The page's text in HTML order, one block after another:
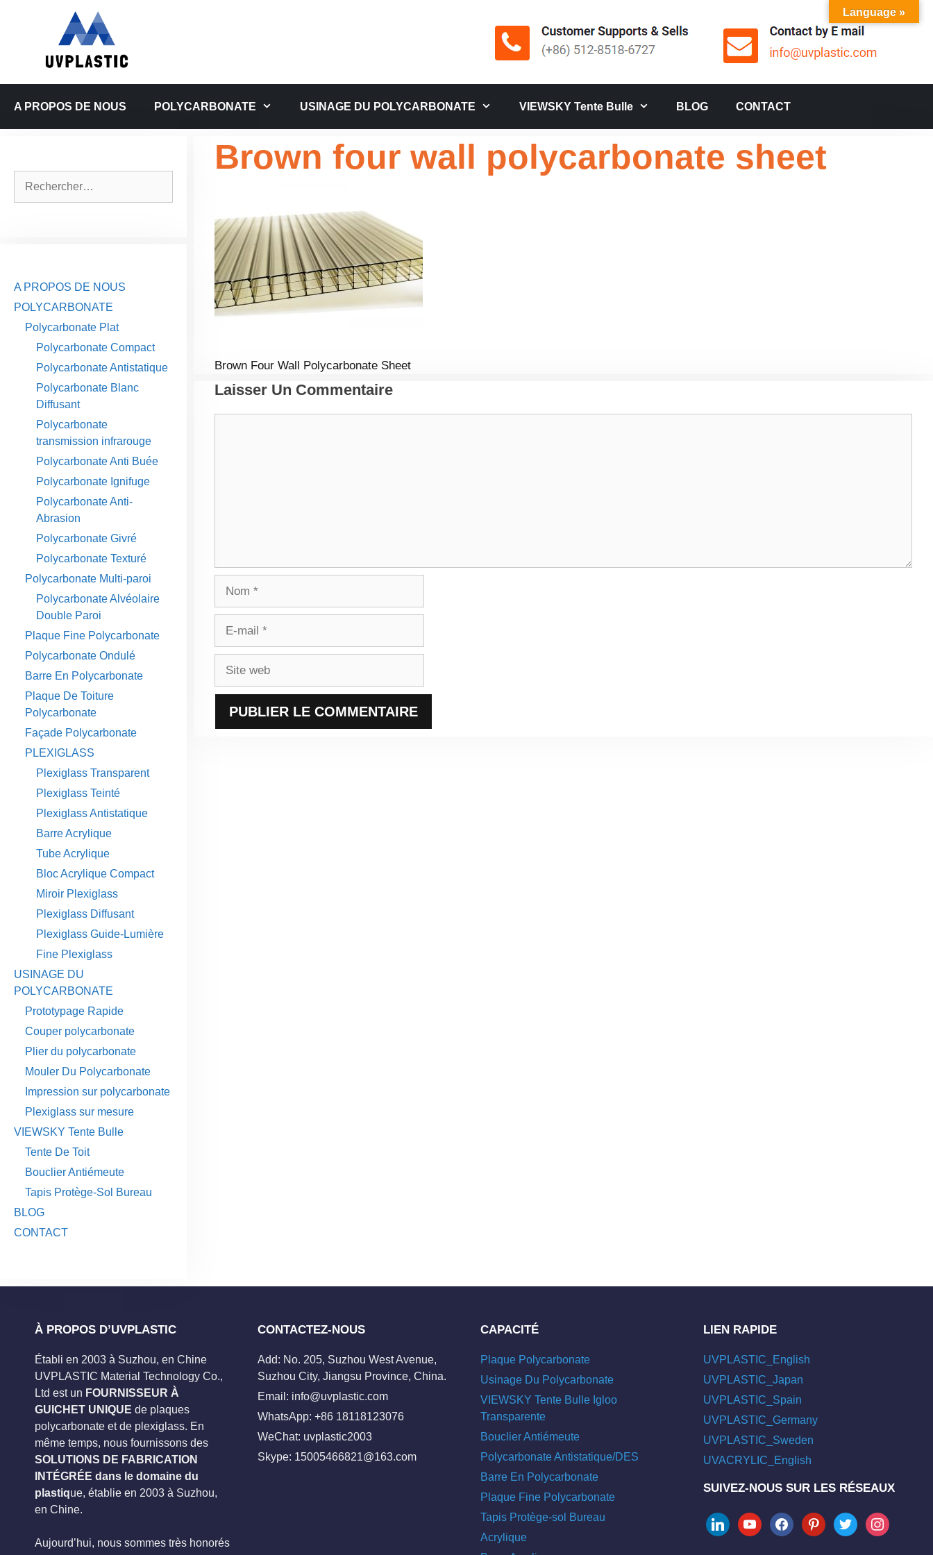
A PROPOS DE NOUS POLYCARBONATE USINAGE DU POLYCARBONATE VIEWSKY Tente Bulle BLOG CONTACT
Brown four wall polycarbonate sheet
Brown Four Wall Polycarbonate Sheet
Laisser Un Commentaire
A PROPOS DE NOUS
POLYCARBONATE
Polycarbonate Plat
Polycarbonate Compact
Polycarbonate Antistatique
Polycarbonate Blanc
Diffusant
Polycarbonate
transmission infrarouge
Polycarbonate Anti Buée
Polycarbonate Ignifuge
Polycarbonate Anti-
Abrasion
Polycarbonate Givré
Polycarbonate Texturé
Polycarbonate Multi-paroi
Polycarbonate Alvéolaire
Double Paroi
Plaque Fine Polycarbonate
Polycarbonate Ondulé
Barre En Polycarbonate
Plaque De Toiture
Polycarbonate
Façade Polycarbonate
PLEXIGLASS
Plexiglass Transparent
Plexiglass Teinté
Plexiglass Antistatique
Barre Acrylique
Tube Acrylique
Bloc Acrylique Compact
Miroir Plexiglass
Plexiglass Diffusant
Plexiglass Guide-Lumière
Fine Plexiglass
USINAGE DU
POLYCARBONATE
Prototypage Rapide
Couper polycarbonate
Plier du polycarbonate
Mouler Du Polycarbonate
Impression sur polycarbonate
Plexiglass sur mesure
VIEWSKY Tente Bulle
Tente De Toit
Bouclier Antiémeute
Tapis Protège-Sol Bureau
BLOG
CONTACT
À PROPOS D’UVPLASTIC
Établi en 2003 à Suzhou, en Chine
UVPLASTIC Material Technology Co.,
Ltd est un FOURNISSEUR À
GUICHET UNIQUE de plaques
polycarbonate et de plexiglass. En
même temps, nous fournissons des
SOLUTIONS DE FABRICATION
INTÉGRÉE dans le domaine du
plastique, établie en 2003 à Suzhou,
en Chine.
Aujourd’hui, nous sommes très honorés
CONTACTEZ-NOUS
Add: No. 205, Suzhou West Avenue,
Suzhou City, Jiangsu Province, China.
Email: info@uvplastic.com
WhatsApp: +86 18118123076
WeChat: uvplastic2003
Skype: 15005466821@163.com
CAPACITÉ
Plaque Polycarbonate
Usinage Du Polycarbonate
VIEWSKY Tente Bulle Igloo
Transparente
Bouclier Antiémeute
Polycarbonate Antistatique/DES
Barre En Polycarbonate
Plaque Fine Polycarbonate
Tapis Protège-sol Bureau
Acrylique
LIEN RAPIDE
UVPLASTIC_English
UVPLASTIC_Japan
UVPLASTIC_Spain
UVPLASTIC_Germany
UVPLASTIC_Sweden
UVACRYLIC_English
SUIVEZ-NOUS SUR LES RÉSEAUX
linkedinyoutubefacebookpinteresttwitter instagram
Language »